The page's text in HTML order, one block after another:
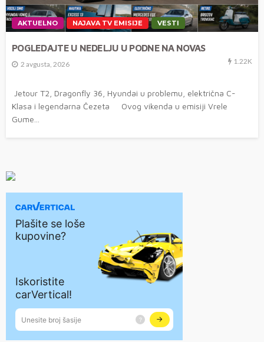
AKTUELNO NAJAVA TV EMISIJE VESTI
POGLEDAJTE U NEDELJU U PODNE NA NOVAS
2 avgusta, 2026 1.22K
Jetour T2, Dragonfly 36, Hyundai u problemu, električna C-
Klasa i legendarna Čezeta Ovog vikenda u emisiji Vrele
Gume...